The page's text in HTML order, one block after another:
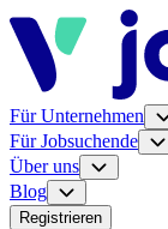
Für Unternehmen
Für Jobsuchende
Über uns
Blog
Registrieren